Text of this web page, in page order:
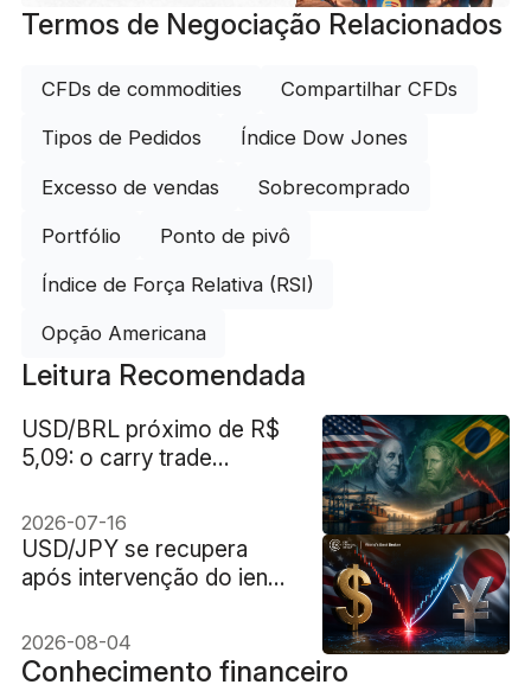
Termos de Negociação Relacionados
CFDs de commodities Compartilhar CFDs
Tipos de Pedidos Índice Dow Jones
Excesso de vendas Sobrecomprado
Portfólio Ponto de pivô
Índice de Força Relativa (RSI)
Opção Americana
Leitura Recomendada
USD/BRL próximo de R$
5,09: o carry trade
absorver a nova tarifa de
25% dos EUA?
2026-07-16
USD/JPY se recupera
após intervenção do iene
EUA-Japão. Será que
funcionou?
2026-08-04
Conhecimento financeiro